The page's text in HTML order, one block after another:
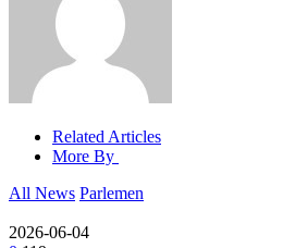
Related Articles
More By
All News Parlemen
2026-06-04